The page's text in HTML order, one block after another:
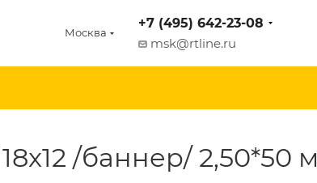
Москва
+7 (495) 642-23-08
msk@rtline.ru
/баннер/ 2,50*50 м